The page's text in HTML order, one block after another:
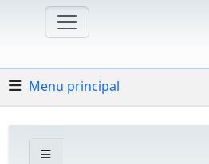
Menu principal